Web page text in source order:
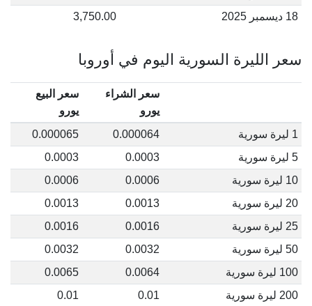
18 ديسمبر 2025
3,750.00
سعر الليرة السورية اليوم في أوروبا
سعر الشراء
يورو
سعر البيع
يورو
1 ليرة سورية
0.000064
0.000065
5 ليرة سورية
0.0003
0.0003
10 ليرة سورية
0.0006
0.0006
20 ليرة سورية
0.0013
0.0013
25 ليرة سورية
0.0016
0.0016
50 ليرة سورية
0.0032
0.0032
100 ليرة سورية
0.0064
0.0065
200 ليرة سورية
0.01
0.01